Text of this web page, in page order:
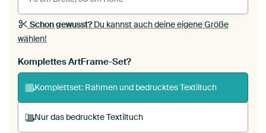
Schon gewusst?Du kannst auch deine eigene Größe
wählen!
Komplettes ArtFrame-Set?
Komplettset: Rahmen und bedrucktes Textiltuch
Nur das bedruckte Textiltuch